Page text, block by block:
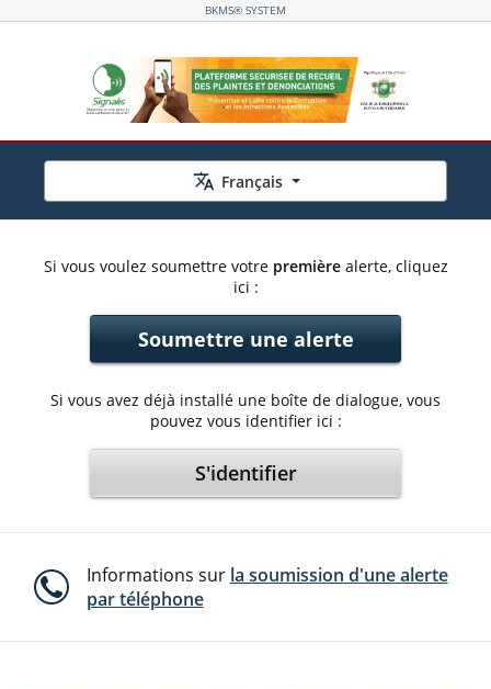
BKMS® SYSTEM
Français
Si vous voulez soumettre votre premièrealerte, cliquez
ici :
Soumettre une alerte
Si vous avez déjà installé une boîte de dialogue, vous
pouvez vous identifier ici :
S'identifier
Informations sur la soumission d'une alerte
par téléphone